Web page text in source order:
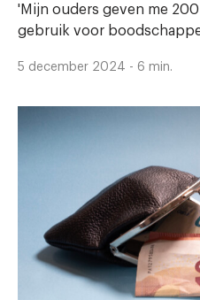
'Mijn ouders geven me
gebruik voor
5 december 2024 - 6 min.